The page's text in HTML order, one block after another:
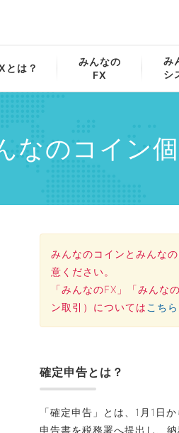
とは？
みんなの
FX
み
シ
なのコイン
サービス案内 みんなのコイ
みんなのコインとみんな
意ください。
「みんなのFX」「みんな
ン取引）については こちら
確定申告とは？
「確定申告」とは、1月1日
申告書を税務署へ提出し、